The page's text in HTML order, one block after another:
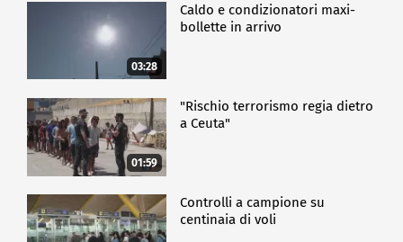
03:28
Caldo e condizionatori maxi-
bollette in arrivo
01:59
"Rischio terrorismo regia dietro
a Ceuta"
Controlli a campione su
centinaia di voli